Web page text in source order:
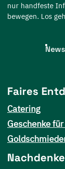
nur handfeste
bewegen. Los
Faires
Catering
Geschenke